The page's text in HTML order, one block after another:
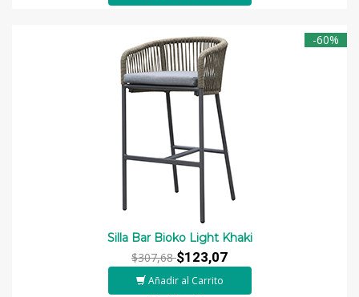
-60%
Silla Bar Bioko Light Khaki
$307,68$123,07
Añadir al Carrito